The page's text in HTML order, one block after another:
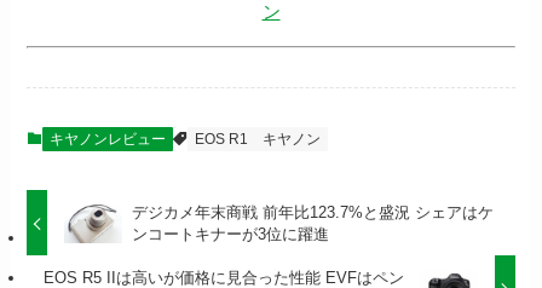
ン
キヤノンレビュー EOS R1 キヤノン
デジカメ年末商戦 前年比123.7%と盛況 シェアはケ
ンコートキナーが3位に躍進
EOS R5 IIは高いが価格に見合った性能 EVFはペン